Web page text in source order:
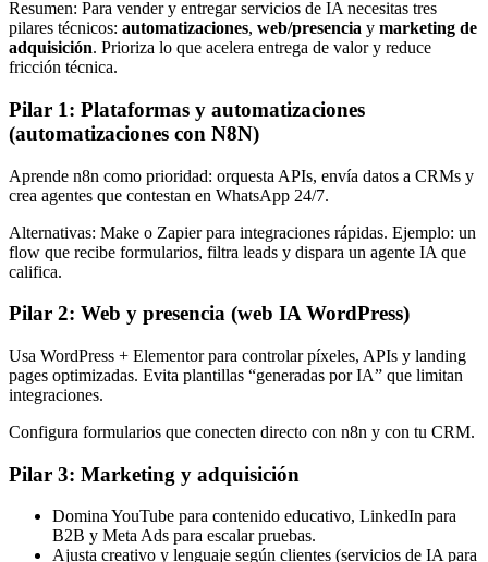
Resumen: Para vender y entregar servicios de IA necesitas tres
pilares técnicos: automatizaciones, web/presencia y marketing de
adquisición. Prioriza lo que acelera entrega de valor y reduce
fricción técnica.
Pilar 1: Plataformas y automatizaciones
(automatizaciones con N8N)
Aprende n8n como prioridad: orquesta APIs, envía datos a CRMs y
crea agentes que contestan en WhatsApp 24/7.
Alternativas: Make o Zapier para integraciones rápidas. Ejemplo: un
flow que recibe formularios, filtra leads y dispara un agente IA que
califica.
Pilar 2: Web y presencia (web IA WordPress)
Usa WordPress + Elementor para controlar píxeles, APIs y landing
pages optimizadas. Evita plantillas “generadas por IA” que limitan
integraciones.
Configura formularios que conecten directo con n8n y con tu CRM.
Pilar 3: Marketing y adquisición
Domina YouTube para contenido educativo, LinkedIn para
B2B y Meta Ads para escalar pruebas.
Ajusta creativo y lenguaje según clientes (servicios de IA para